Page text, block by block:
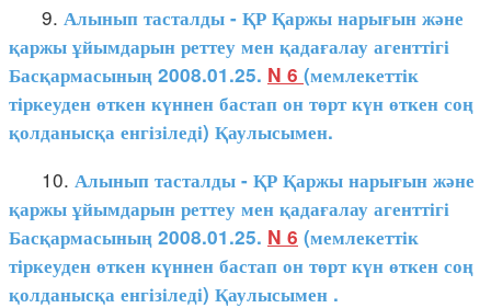
9. Алынып тасталды - ҚР Қаржы нарығын және
қаржы ұйымдарын реттеу мен қадағалау агенттігі
Басқармасының 2008.01.25. N 6 (мемлекеттік
тіркеуден өткен күннен бастап он төрт күн өткен соң
қолданысқа енгізіледі) Қаулысымен.
10. Алынып тасталды - ҚР Қаржы нарығын және
қаржы ұйымдарын реттеу мен қадағалау агенттігі
Басқармасының 2008.01.25. N 6 (мемлекеттік
тіркеуден өткен күннен бастап он төрт күн өткен соң
қолданысқа енгізіледі) Қаулысымен .